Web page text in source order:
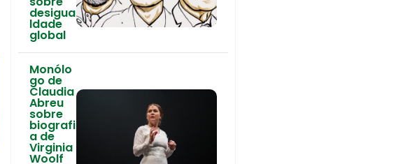
desigua
ldade
global
Monólo
go de
Claudia
Abreu
sobre
biografi
a de
Virginia
Woolf